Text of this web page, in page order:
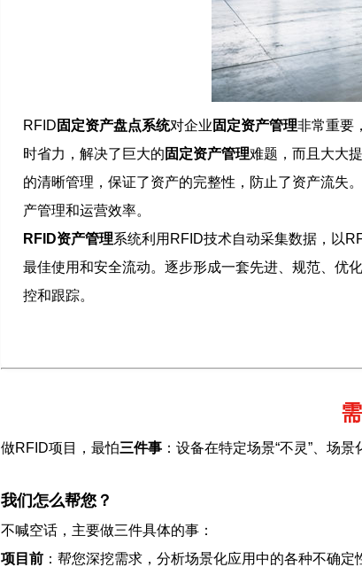
RFID 固定资产盘点系统对企业 固定资产管理非常重要
时省力，解决了巨大的 固定资产管理难题，而且大大
的清晰管理，保证了资产的完整性，防止了资产流失
产管理和运营效率。
RFID资产管理系统利用RFID技术自动采集数据，以
最佳使用和安全流动。逐步形成一套先进、规范、优
控和跟踪。
做RFID项目，最怕三件事 ：设备在特定场景“不灵”、场
我们怎么帮您？
不喊空话，主要做三件具体的事：
项目前 ：帮您深挖需求，分析场景化应用中的各种不确